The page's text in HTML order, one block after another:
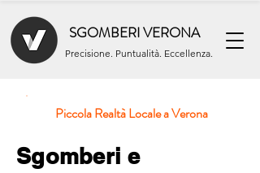
SGOMBERI VERONA
Precisione. Puntualità. Eccellenza.
Piccola Realtà Locale a Verona
Sgomberi e